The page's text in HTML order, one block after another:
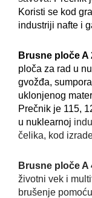
Koristi se kod
industriji nafte i
Brusne ploče A
ploča za rad u
gvožđa,
uklonjenog
Prečnik je 115,
u nuklearnoj
čelika, kod
Brusne ploče A
životni vek i
brušenje